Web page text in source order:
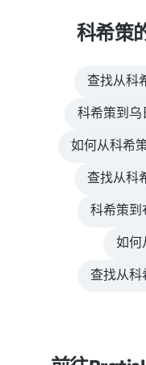
科希策
查找从科
科希策到乌
如何从科希
查找从科
科希策到
如何
查找从科